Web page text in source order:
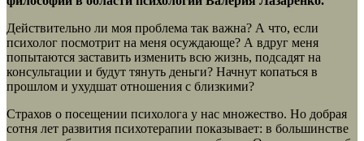
Действительно ли моя проблема так важна? А что, если
психолог посмотрит на меня осуждающе? А вдруг меня
попытаются заставить изменить всю жизнь, подсадят на
консультации и будут тянуть деньги? Начнут копаться в
прошлом и ухудшат отношения с близкими?
Страхов о посещении психолога у нас множество. Но добрая
сотня лет развития психотерапии показывает: в большинстве